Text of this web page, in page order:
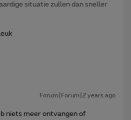
situatie zullen dan sneller
Forum|Forum|2 years ago
niets meer ontvangen of